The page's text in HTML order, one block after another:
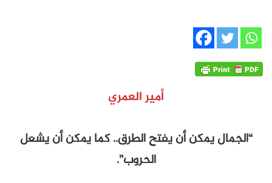
أمير العمري
“الجمال يمكن أن يفتح الطرق.. كما يمكن أن يشعل
الحروب”.